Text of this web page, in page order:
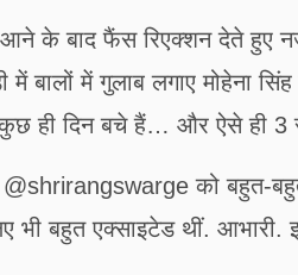
आने के बाद फैंस रिएक्शन देते हुए
में बालों में गुलाब लगाए मोहेना
ही दिन बचे हैं… और ऐसे ही 3
@shrirangswarge को बहुत-
भी बहुत एक्साइटेड थीं. आभारी.